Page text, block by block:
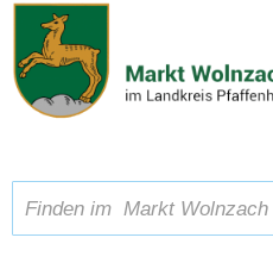
Zum Inhalt,zur Navigation
Schriftgröße A A A